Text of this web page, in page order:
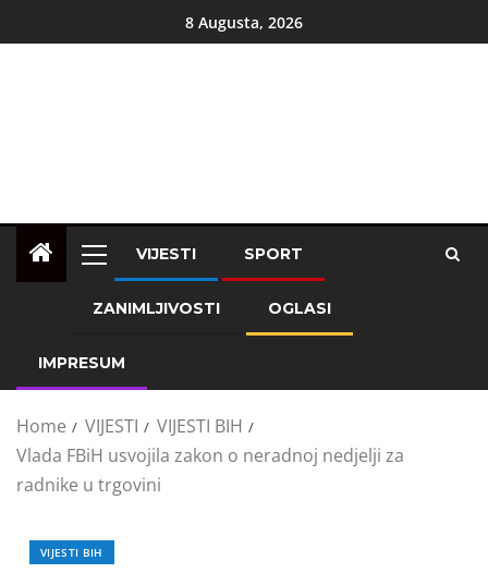
8 Augusta, 2026
VIJESTI SPORT
ZANIMLJIVOSTI OGLASI
IMPRESUM
Home VIJESTI
VIJESTI BIH
Vlada FBiH usvojila zakon o neradnoj nedjelji za
radnike u trgovini
VIJESTI BIH